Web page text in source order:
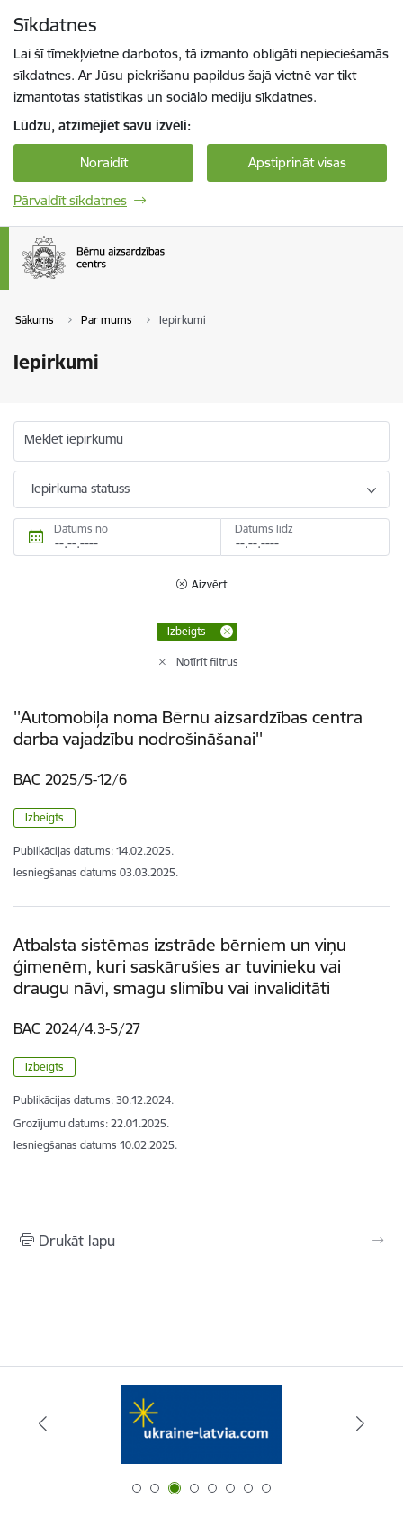
Sīkdatnes
Lai šī tīmekļvietne darbotos, tā izmanto obligāti nepieciešamās
sīkdatnes. Ar Jūsu piekrišanu papildus šajā vietnē var tikt
izmantotas statistikas un sociālo mediju sīkdatnes.
Lūdzu, atzīmējiet savu izvēli:
Noraidīt Apstiprināt visas
Pārvaldīt sīkdatnes
Sākums Par mums Iepirkumi
Iepirkumi
Meklēt iepirkumu
Iepirkuma statuss
Datums no Datums līdz
Aizvērt
Izbeigts
Notīrīt filtrus
''Automobiļa noma Bērnu aizsardzības centra
darba vajadzību nodrošināšanai''
BAC 2025/5-12/6
Izbeigts
Publikācijas datums: 14.02.2025.
Iesniegšanas datums 03.03.2025.
Atbalsta sistēmas izstrāde bērniem un viņu
ģimenēm, kuri saskārušies ar tuvinieku vai
draugu nāvi, smagu slimību vai invaliditāti
BAC 2024/4.3-5/27
Izbeigts
Publikācijas datums: 30.12.2024.
Grozījumu datums: 22.01.2025.
Iesniegšanas datums 10.02.2025.
Drukāt lapu